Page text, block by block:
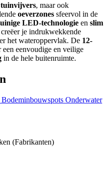
tuinvijvers, maar ook
oeverzones sfeervol in de
LED-technologie en slim
creëer je indrukwekkende
het wateroppervlak. De 12-
eenvoudige en veilige
in de hele buitenruimte.
Bodeminbouwspots Onderwater
(Fabrikanten)